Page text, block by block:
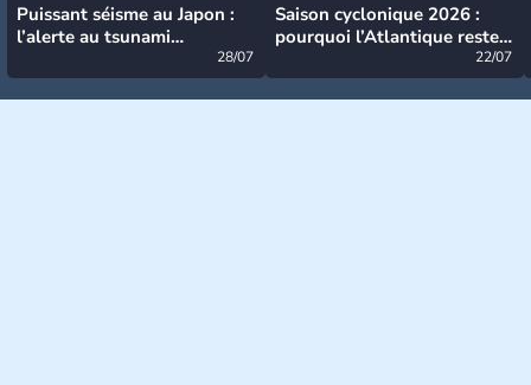
Puissant séisme au Japon :
l’alerte au tsunami
28/07
Saison cyclonique 2026 :
pourquoi l’Atlantique reste
22/07